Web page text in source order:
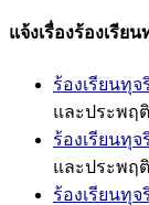
แจ้งเรื่องร้องเรีย
ร้องเรียนทุ
และประพฤ
ร้องเรียนทุ
และประพฤ
ร้องเรียนทุ